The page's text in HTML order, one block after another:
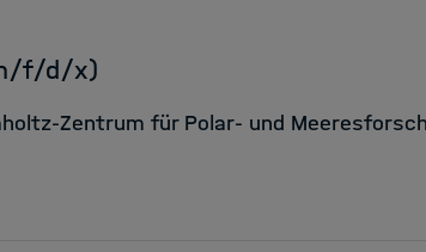
f/d/x)
Zentrum für Polar- und